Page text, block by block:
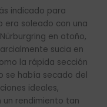
indicado para
era soleado con una
en otoño,
sucia en
la rápida sección
se había secado del
ideales,
rendimiento tan